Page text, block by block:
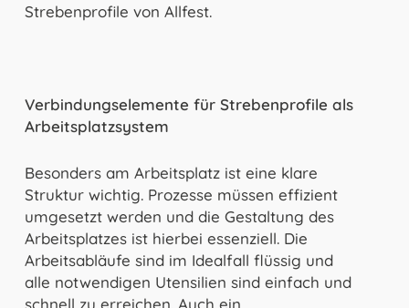
Strebenprofile von Allfest.
Verbindungselemente für Strebenprofile als
Arbeitsplatzsystem
Besonders am Arbeitsplatz ist eine klare
Struktur wichtig. Prozesse müssen effizient
umgesetzt werden und die Gestaltung des
Arbeitsplatzes ist hierbei essenziell. Die
Arbeitsabläufe sind im Idealfall flüssig und
alle notwendigen Utensilien sind einfach und
schnell zu erreichen. Auch ein